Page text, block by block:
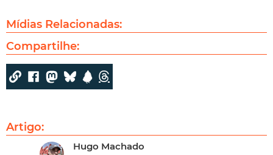
Mídias Relacionadas:
Compartilhe:
Artigo:
Hugo Machado